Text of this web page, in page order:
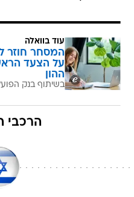
עוד בוואלה
המסחר חוזר
על הצעד
ההון
בשיתוף בנק
הרכבי